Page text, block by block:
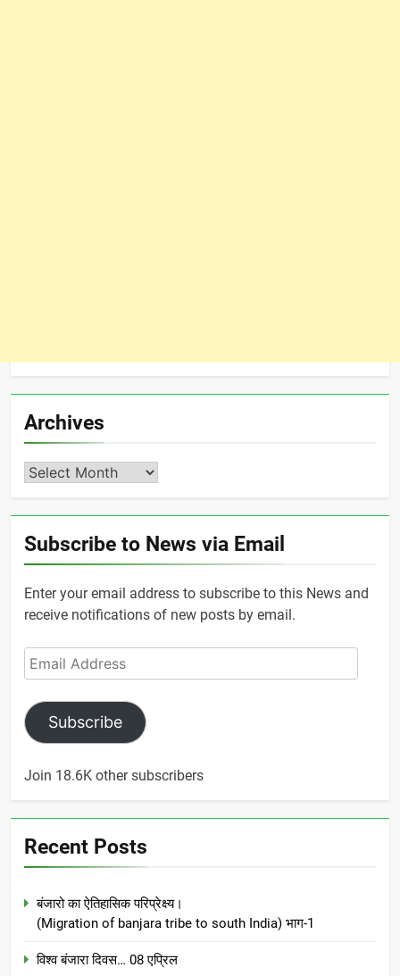
Archives
Archives
Subscribe to News via Email
Enter your email address to subscribe to this News and
receive notifications of new posts by email.
Email
Address
Subscribe
Join 18.6K other subscribers
Recent Posts
बंजारो का ऐतिहासिक परिप्रेक्ष्य।
(Migration of banjara tribe to south India) भाग-1
विश्व बंजारा दिवस… 08 एप्रिल